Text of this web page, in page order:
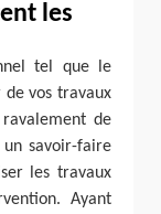
les
tel que le
de vos travaux
de
savoir-faire
les travaux
Ayant